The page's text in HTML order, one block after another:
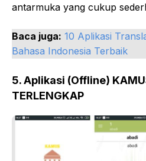
antarmuka yang cukup
Baca juga: 10 Aplikasi
Bahasa Indonesia Terbaik
5. Aplikasi (Offline)
TERLENGKAP